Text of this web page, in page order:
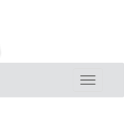
Toggle
navigation